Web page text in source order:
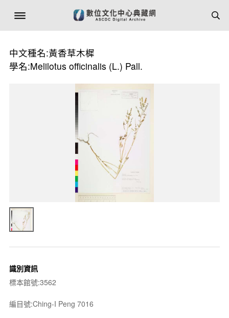
中文種名:黃香草木樨
學名:Melilotus officinalis (L.) Pall.
識別資訊
標本館號:3562
編目號:Ching-I Peng 7016